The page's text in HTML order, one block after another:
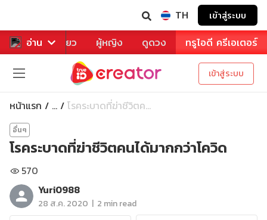
TH เข้าสู่ระบบ
อ่าน
หาร ท่องเที่ยว ผู้หญิง ดูดวง ทรูไอดี ครีเอเตอร์
เข้าสู่ระบบ
หน้าแรก ... โรคระบาดที่ฆ่าชีวิตค...
อื่นๆ
โรคระบาดที่ฆ่าชีวิตคนได้มากกว่าโควิด
570
Yuri0988
28 ส.ค. 2020 | 2 min read